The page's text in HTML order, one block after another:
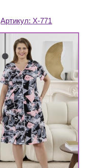
Артикул: Х-771